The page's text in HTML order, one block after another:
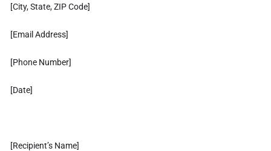
[City, State, ZIP Code]
[Email Address]
[Phone Number]
[Date]
[Recipient’s Name]